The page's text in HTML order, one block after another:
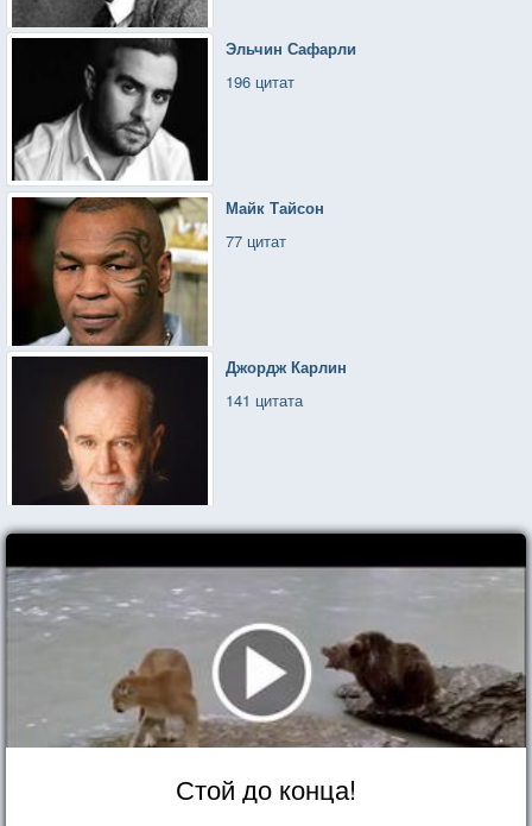
Эльчин Сафарли
196 цитат
Майк Тайсон
77 цитат
Джордж Карлин
141 цитата
Стой до конца!